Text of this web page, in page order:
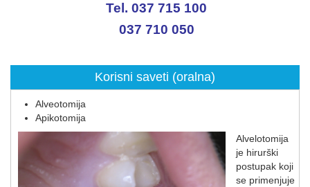
Tel. 037 715 100
037 710 050
Korisni saveti (oralna)
Alveotomija
Apikotomija
Alvelotomija
je hirurški
postupak koji
se primenjuje